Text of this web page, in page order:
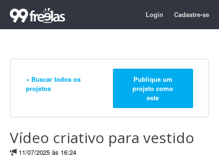
Login Cadastre-se
« Buscar todos os
projetos
Publique um
projeto como
este
Vídeo criativo para vestido
11/07/2025 às 16:24